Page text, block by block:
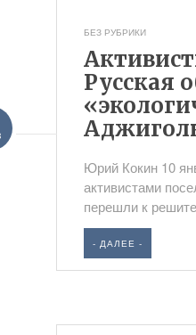
БЕЗ РУБРИКИ
Русская
Юрий Кокин 10
активистами
перешли к
- ДАЛЕЕ -